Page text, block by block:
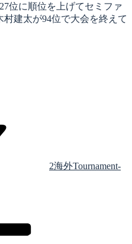
位に順位を上げてセミファ
建太が94位で大会を終えて
2海外Tournament-